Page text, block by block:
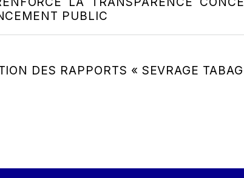
PUBLIC
DES RAPPORTS « SEVRAGE